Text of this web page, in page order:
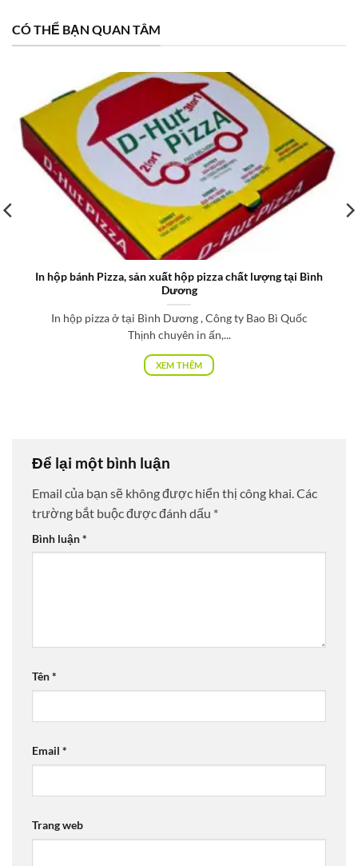
CÓ THỂ BẠN QUAN TÂM
In hộp bánh Pizza, sản xuất hộp pizza chất lượng tại Bình
Dương
In hộp pizza ở tại Bình Dương , Công ty Bao Bì Quốc
Thịnh chuyên in ấn,...
XEM THÊM
Để lại một bình luận
Email của bạn sẽ không được hiển thị công khai. Các
trường bắt buộc được đánh dấu *
Bình luận*
Tên*
Email *
Trang web